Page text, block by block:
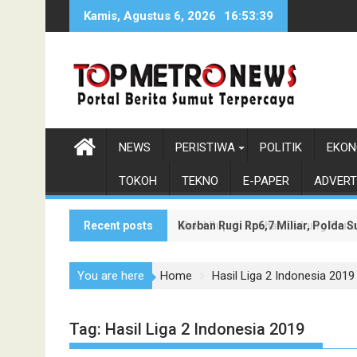
Kamis, Agustus 6, 2026 16:53:40
NEWS PERISTIWA POLITIK
TOKOH TEKNO E-PAPER
Recent posts Korban Rugi Rp6,7 Miliar, Polda
Wakil Bupati Asahan Dukung
You are here Home Hasil Liga 2 Indonesia 2019
Tag: Hasil Liga 2 Indonesia 2019